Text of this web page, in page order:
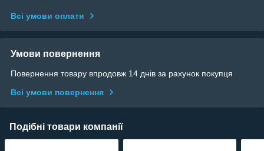
Всі умови оплати
Умови повернення
Повернення товару впродовж 14 днів за рахунок покупця
Всі умови повернення
Подібні товари компанії